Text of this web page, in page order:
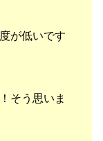
が低いです
そう思いま